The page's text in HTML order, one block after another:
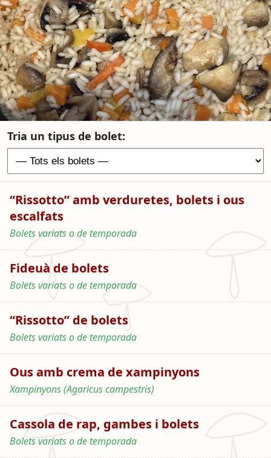
Tria un tipus de bolet:
“Rissotto” amb verduretes, bolets i ous
escalfats
Bolets variats o de temporada
Fideuà de bolets
Bolets variats o de temporada
“Rissotto” de bolets
Bolets variats o de temporada
Ous amb crema de xampinyons
Xampinyons (Agaricus campestris)
Cassola de rap, gambes i bolets
Bolets variats o de temporada